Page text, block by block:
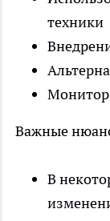
техники
Важные
В